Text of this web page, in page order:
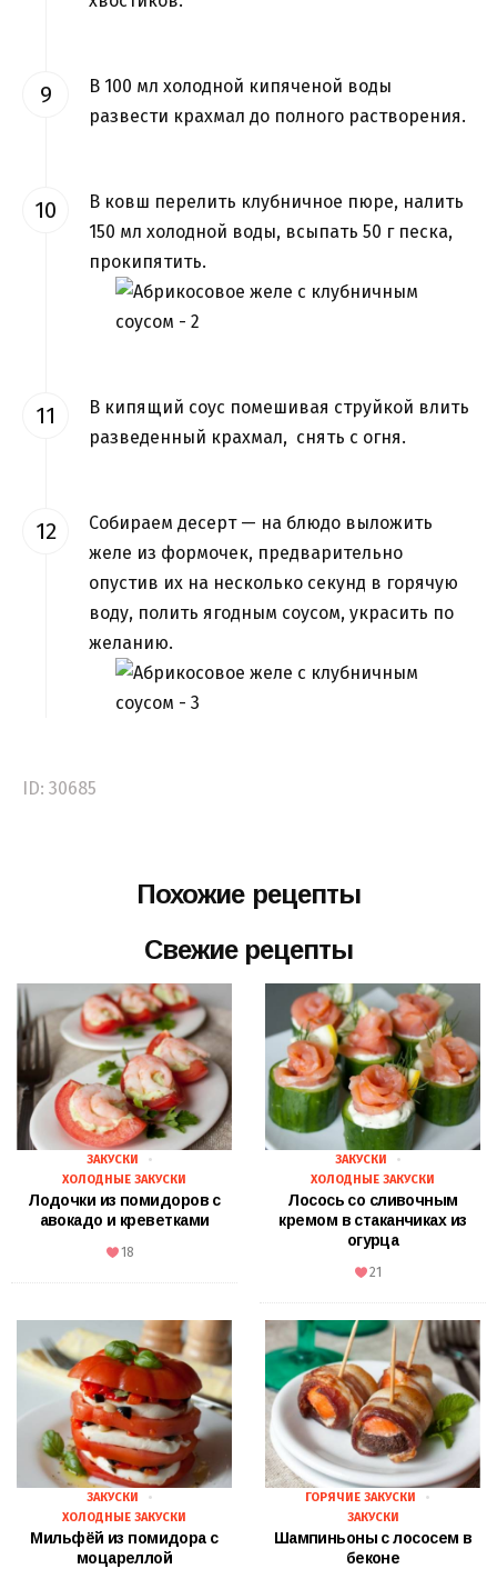
В 100 мл холодной кипяченой воды
развести крахмал до полного растворения.
В ковш перелить клубничное пюре, налить
150 мл холодной воды, всыпать 50 г песка,
прокипятить.
В кипящий соус помешивая струйкой влить
разведенный крахмал, снять с огня.
Собираем десерт — на блюдо выложить
желе из формочек, предварительно
опустив их на несколько секунд в горячую
воду, полить ягодным соусом, украсить по
желанию.
ID: 30685
Похожие рецепты
Свежие рецепты
ЗАКУСКИ
ХОЛОДНЫЕ ЗАКУСКИ
Лодочки из помидоров с
авокадо и креветками
18
ЗАКУСКИ
ХОЛОДНЫЕ ЗАКУСКИ
Лосось со сливочным
кремом в стаканчиках из
огурца
21
ЗАКУСКИ
ХОЛОДНЫЕ ЗАКУСКИ
Мильфёй из помидора с
моцареллой
ГОРЯЧИЕ ЗАКУСКИ
ЗАКУСКИ
Шампиньоны с лососем в
беконе